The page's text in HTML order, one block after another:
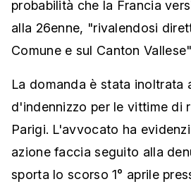
probabilità che la Francia
alla 26enne, "rivalendosi
Comune e sul Canton
La domanda è stata inoltrata
d'indennizzo per le vittime di
Parigi. L'avvocato ha
azione faccia seguito alla
sporta lo scorso 1° aprile